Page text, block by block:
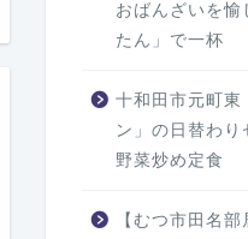
おばんざいを
たん」で一杯
十和田市元町東
ン」の日替わり
野菜炒め定食
【むつ市田名